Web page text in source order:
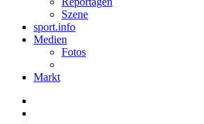
Szene
sport.info
Medien
Fotos
Markt